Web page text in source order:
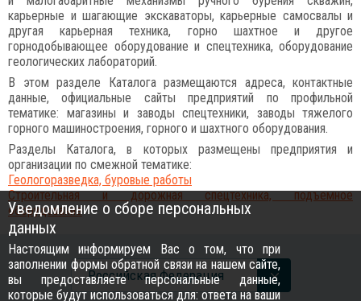
карьерные и шагающие экскаваторы, карьерные самосвалы и
другая карьерная техника, горно шахтное и другое
горнодобывающее оборудование и спецтехника, оборудование
геологических лабораторий.
В этом разделе Каталога размещаются адреса, контактные
данные, официальные сайты предприятий по профильной
тематике: магазины и заводы спецтехники, заводы тяжелого
горного машиностроения, горного и шахтного оборудования.
Разделы Каталога, в которых размещены предприятия и
организации по смежной тематике:
Геологоразведка, буровые работы
Строительная и дорожная спецтехника, подъемное
оборудование
Российcкая Федерация
Уведомление о сборе персональных
данных
Настоящим информируем Вас о том, что при
заполнении формы обратной связи на нашем сайте,
вы предоставляете персональные данные,
которые будут использоваться для: ответа на ваши